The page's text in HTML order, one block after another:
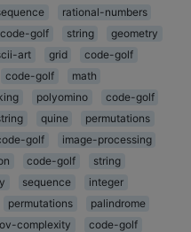
rational-numbers
code-golf string
geometry
art grid
code-golf
code-golf
math
polyomino
code-golf
quine
permutations
golf
image-processing
code-golf
string
sequence
integer
permutations
palindrome
complexity
code-golf